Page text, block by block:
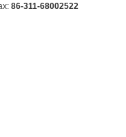
86-311-68002522